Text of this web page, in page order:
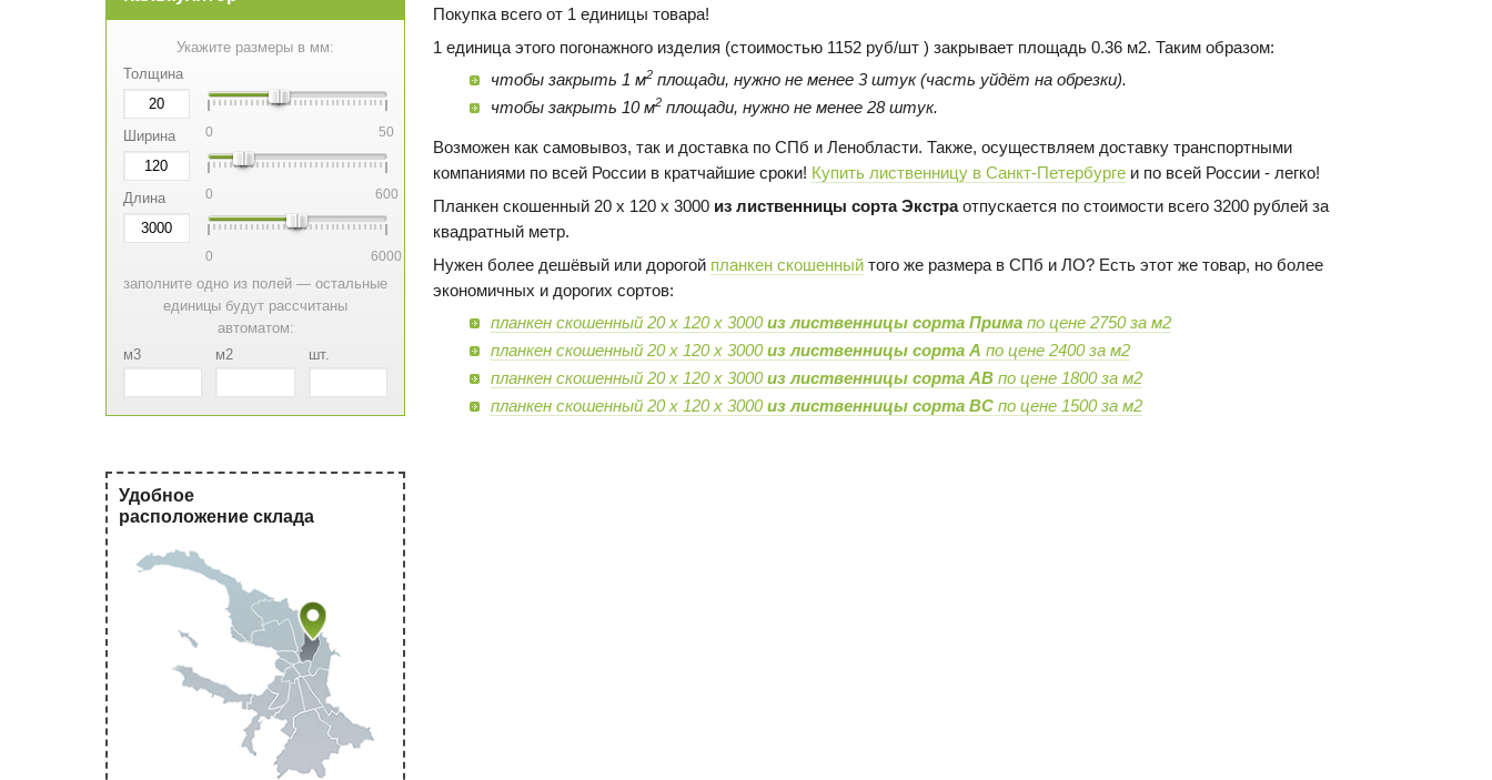
Укажите размеры в мм:
Толщина
0 50
Ширина
0 600
Длина
0 6000
заполните одно из полей — остальные
единицы будут рассчитаны
автоматом:
м3
м2 шт.
Удобное
расположение склада
Покупка всего от 1 единицы товара!
1 единица этого погонажного изделия (стоимостью 1152 руб/шт ) закрывает площадь 0.36 м2. Таким образом:
чтобы закрыть 1 м2 площади, нужно не менее 3 штук (часть уйдёт на обрезки).
чтобы закрыть 10 м2 площади, нужно не менее 28 штук.
Возможен как самовывоз, так и доставка по СПб и Ленобласти. Также, осуществляем доставку транспортными
компаниями по всей России в кратчайшие сроки! Купить лиственницу в Санкт-Петербургеи по всей России - легко!
Планкен скошенный 20 х 120 х 3000 из лиственницы сорта Экстраотпускается по стоимости всего 3200 рублей за
квадратный метр.
Нужен более дешёвый или дорогой планкен скошенныйтого же размера в СПб и ЛО? Есть этот же товар, но более
экономичных и дорогих сортов:
планкен скошенный 20 х 120 х 3000из лиственницы сорта Прима по цене 2750 за м2
планкен скошенный 20 х 120 х 3000из лиственницы сорта Апо цене 2400 за м2
планкен скошенный 20 х 120 х 3000из лиственницы сорта AB по цене 1800 за м2
планкен скошенный 20 х 120 х 3000из лиственницы сорта BC по цене 1500 за м2